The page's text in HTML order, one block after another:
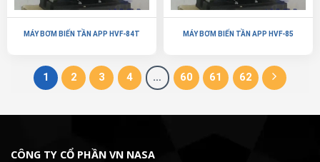
MÁY BƠM BIẾN TẦN APP HVF-84T MÁY BƠM BIẾN TẦN APP HVF-85
1 2 3 4 … 60 61 62
CÔNG TY CỔ PHẦN VN NASA